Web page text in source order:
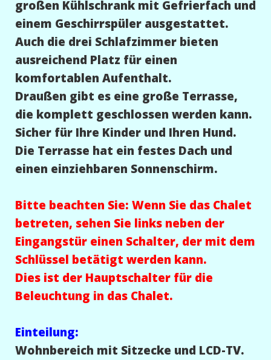
großen Kühlschrank mit Gefrierfach und
einem Geschirrspüler ausgestattet.
Auch die drei Schlafzimmer bieten
ausreichend Platz für einen
komfortablen Aufenthalt.
Draußen gibt es eine große Terrasse,
die komplett geschlossen werden kann.
Sicher für Ihre Kinder und Ihren Hund.
Die Terrasse hat ein festes Dach und
einen einziehbaren Sonnenschirm.
Bitte beachten Sie: Wenn Sie das Chalet
betreten, sehen Sie links neben der
Eingangstür einen Schalter, der mit dem
Schlüssel betätigt werden kann.
Dies ist der Hauptschalter für die
Beleuchtung in das Chalet.
Einteilung:
Wohnbereich mit Sitzecke und LCD-TV.